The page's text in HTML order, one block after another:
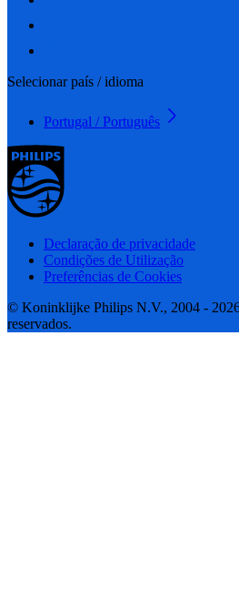
Selecionar país / idioma
Portugal / Português
Declaração de privacidade
Condições de Utilização
Preferências de Cookies
© Koninklijke Philips N.V., 2004 -
reservados.